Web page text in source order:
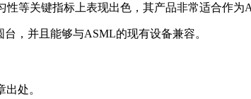
等关键指标上表现出色，其产品非常适合作为
，并且能够与ASML的现有设备兼容。
处。